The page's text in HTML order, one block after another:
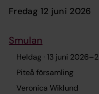
fredag 12 juni 2026
Smulan
Heldag · 13 juni 2026–
Piteå församling
Veronica Wiklund